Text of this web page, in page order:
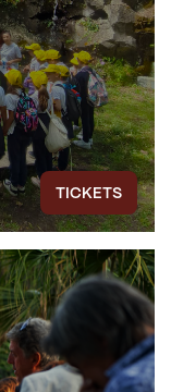
TICKETS